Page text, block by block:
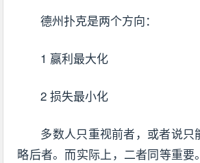
德州扑克是两个方向：
1 赢利最大化
2 损失最小化
多数人只重视前者，或者说只
略后者。而实际上，二者同等重要